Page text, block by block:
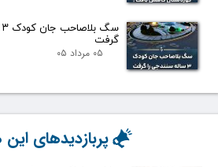
گرفت
۰۵ مرداد ۰۵
پربازدیدهای